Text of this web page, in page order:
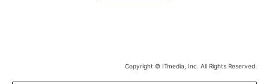
Copyright © ITmedia, Inc. All Rights Reserved.